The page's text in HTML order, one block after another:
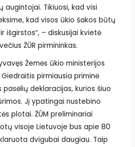
augintojai. Tikiuosi, kad visi
kad visos ūkio šakos būtų
išgirstos“, – diskusijai kvietė
ŽŪR pirmininkas.
Žemės ūkio ministerijos
pirmiausia priminė
deklaracijas, kurios šiuo
Jį ypatingai nustebino
plotai. ŽŪM preliminariai
visoje Lietuvoje bus apie 80
dvigubai daugiau. Taip